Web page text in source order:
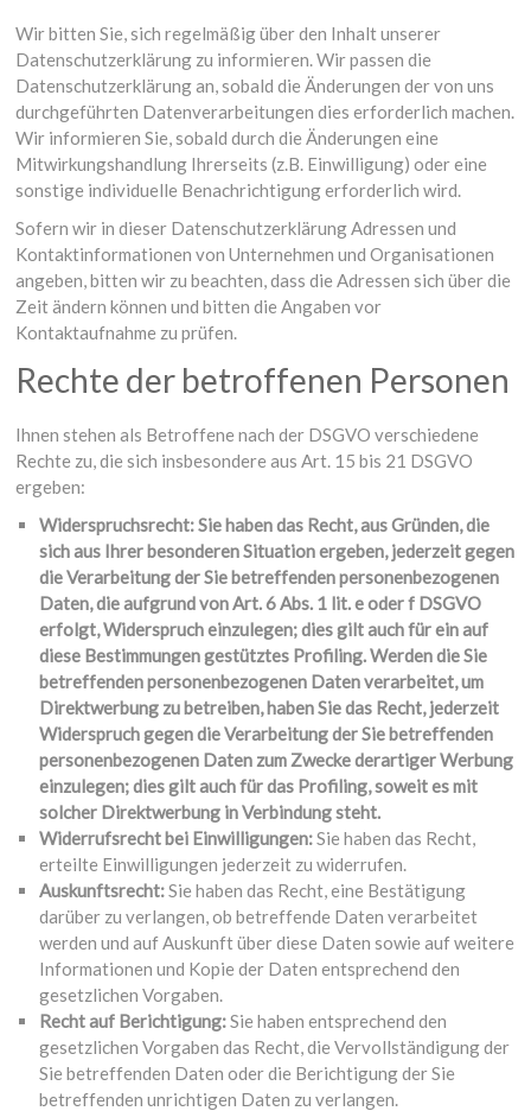
Wir bitten Sie, sich regelmäßig über den Inhalt unserer
Datenschutzerklärung zu informieren. Wir passen die
Datenschutzerklärung an, sobald die Änderungen der von uns
durchgeführten Datenverarbeitungen dies erforderlich machen.
Wir informieren Sie, sobald durch die Änderungen eine
Mitwirkungshandlung Ihrerseits (z.B. Einwilligung) oder eine
sonstige individuelle Benachrichtigung erforderlich wird.
Sofern wir in dieser Datenschutzerklärung Adressen und
Kontaktinformationen von Unternehmen und Organisationen
angeben, bitten wir zu beachten, dass die Adressen sich über die
Zeit ändern können und bitten die Angaben vor
Kontaktaufnahme zu prüfen.
Rechte der betroffenen Personen
Ihnen stehen als Betroffene nach der DSGVO verschiedene
Rechte zu, die sich insbesondere aus Art. 15 bis 21 DSGVO
ergeben:
Widerspruchsrecht: Sie haben das Recht, aus Gründen, die
sich aus Ihrer besonderen Situation ergeben, jederzeit gegen
die Verarbeitung der Sie betreffenden personenbezogenen
Daten, die aufgrund von Art. 6 Abs. 1 lit. e oder f DSGVO
erfolgt, Widerspruch einzulegen; dies gilt auch für ein auf
diese Bestimmungen gestütztes Profiling. Werden die Sie
betreffenden personenbezogenen Daten verarbeitet, um
Direktwerbung zu betreiben, haben Sie das Recht, jederzeit
Widerspruch gegen die Verarbeitung der Sie betreffenden
personenbezogenen Daten zum Zwecke derartiger Werbung
einzulegen; dies gilt auch für das Profiling, soweit es mit
solcher Direktwerbung in Verbindung steht.
Widerrufsrecht bei Einwilligungen:Sie haben das Recht,
erteilte Einwilligungen jederzeit zu widerrufen.
Auskunftsrecht:Sie haben das Recht, eine Bestätigung
darüber zu verlangen, ob betreffende Daten verarbeitet
werden und auf Auskunft über diese Daten sowie auf weitere
Informationen und Kopie der Daten entsprechend den
gesetzlichen Vorgaben.
Recht auf Berichtigung:Sie haben entsprechend den
gesetzlichen Vorgaben das Recht, die Vervollständigung der
Sie betreffenden Daten oder die Berichtigung der Sie
betreffenden unrichtigen Daten zu verlangen.